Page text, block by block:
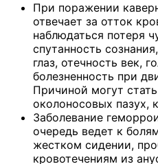
При поражении
отвечает за отток
наблюдаться потеря
спутанность
глаз, отечность век,
болезненность при
Причиной могут
околоносовых пазух,
Заболевание
очередь ведет к
жестком сидении,
кровотечениям из